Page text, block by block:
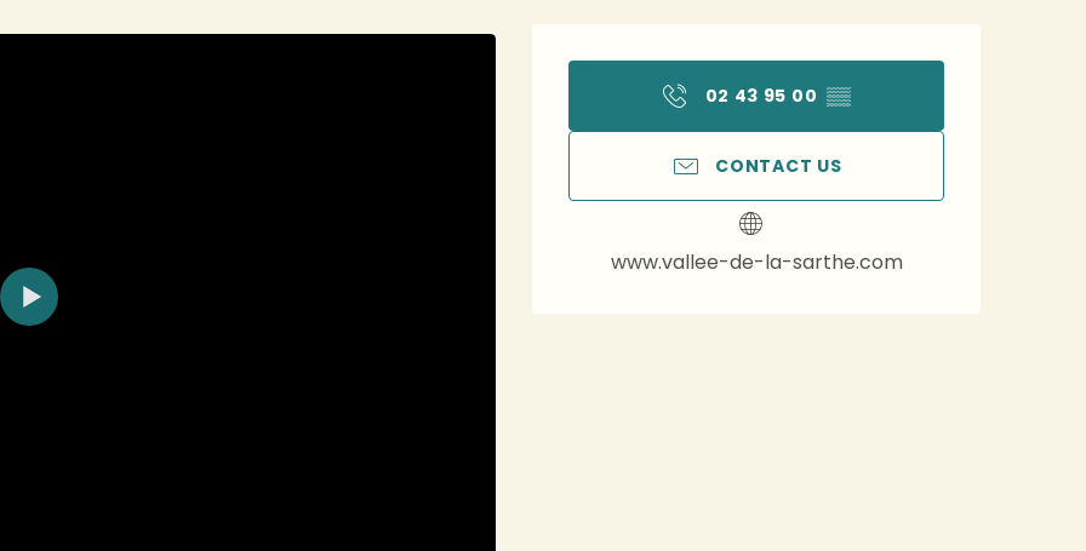
Opening hours &
02 43 95 00 ▒▒
CONTACT US
www.vallee-de-la-sarthe.com